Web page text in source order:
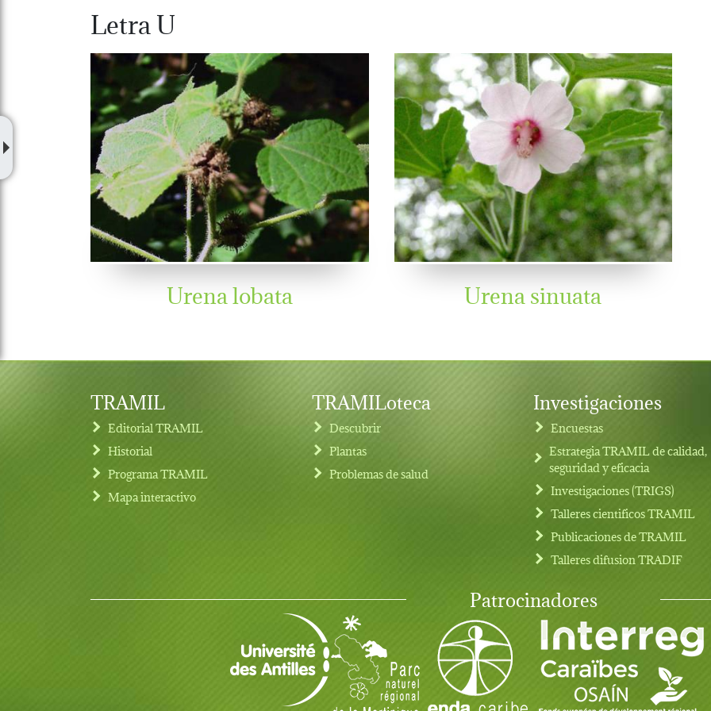
Letra U
Urena lobata Urena sinuata
Footer menu
TRAMIL
Editorial TRAMIL
Historial
Programa TRAMIL
Mapa interactivo
TRAMILoteca
Descubrir
Plantas
Problemas de salud
Investigaciones
Encuestas
Estrategia TRAMIL de calidad,
seguridad y eficacia
Investigaciones (TRIGS)
Talleres cientificos TRAMIL
Publicaciones de TRAMIL
Talleres difusion TRADIF
Patrocinadores